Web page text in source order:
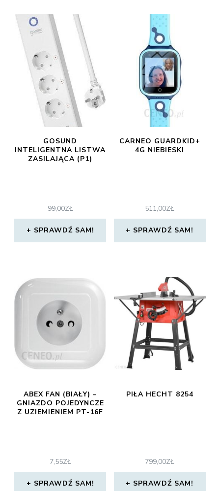
GOSUND
INTELIGENTNA LISTWA
ZASILAJĄCA (P1)
99,00ZŁ
SPRAWDŹ SAM!
CARNEO GUARDKID+
4G NIEBIESKI
511,00ZŁ
SPRAWDŹ SAM!
ABEX FAN (BIAŁY) –
GNIAZDO POJEDYNCZE
Z UZIEMIENIEM PT-16F
7,55ZŁ
SPRAWDŹ SAM!
PIŁA HECHT 8254
799,00ZŁ
SPRAWDŹ SAM!